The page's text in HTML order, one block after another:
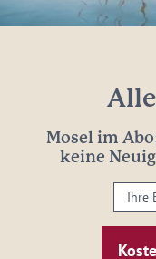
Mosel im
keine
Ihre
E-
Mail-